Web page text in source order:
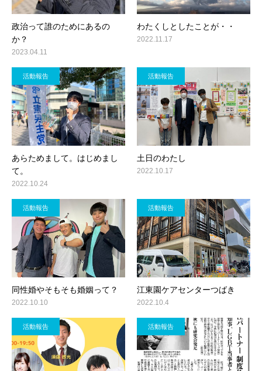
政治って誰のためにあるの
か？
2023.04.11
わたくしとしたことが・・
2022.11.17
活動報告
あらためまして。はじめまし
て。
2022.10.24
活動報告
土日のわたし
2022.10.17
活動報告
同性婚やそもそも婚姻って？
2022.10.10
活動報告
江東園ケアセンターつばき
2022.10.4
活動報告 活動報告